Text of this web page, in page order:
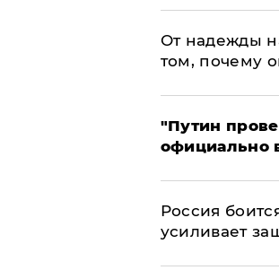
От надежды
том, почему
"Путин
официально
Россия
усиливает